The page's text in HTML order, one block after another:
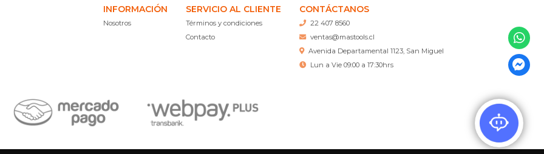
INFORMACIÓN
Nosotros
SERVICIO AL CLIENTE
Términos y condiciones
Contacto
CONTÁCTANOS
22 407 8560
ventas@mastools.cl
Avenida Departamental 1123, San Miguel
Lun a Vie 09:00 a 17:30hrs